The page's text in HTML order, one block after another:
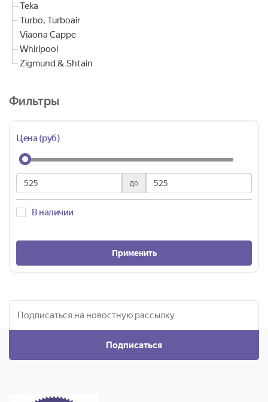
Teka
Turbo, Turboair
Viaona Cappe
Whirlpool
Zigmund & Shtain
Фильтры
Цена (руб)
до
В наличии
Применить
Подписаться